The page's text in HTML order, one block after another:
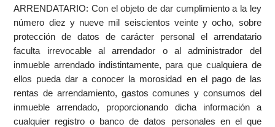
ARRENDATARIO: Con el objeto de dar cumplimiento a la ley
número diez y nueve mil seiscientos veinte y ocho, sobre
protección de datos de carácter personal el arrendatario
faculta irrevocable al arrendador o al administrador del
inmueble arrendado indistintamente, para que cualquiera de
ellos pueda dar a conocer la morosidad en el pago de las
rentas de arrendamiento, gastos comunes y consumos del
inmueble arrendado, proporcionando dicha información a
cualquier registro o banco de datos personales en el que